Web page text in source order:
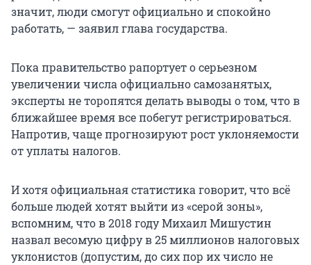
значит, люди смогут официально и спокойно
работать, — заявил глава государства.
Пока правительство рапортует о серьезном
увеличении числа официально самозанятых,
эксперты не торопятся делать выводы о том, что в
ближайшее время все побегут регистрироваться.
Напротив, чаще прогнозируют рост уклоняемости
от уплаты налогов.
И хотя официальная статистика говорит, что всё
больше людей хотят выйти из «серой зоны»,
вспомним, что в 2018 году Михаил Мишустин
назвал весомую цифру в 25 миллионов налоговых
уклонистов (допустим, до сих пор их число не